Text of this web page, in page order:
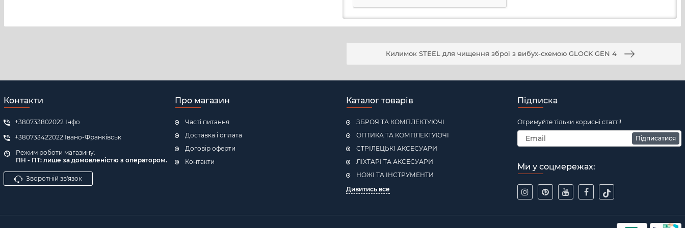
Килимок STEEL для чищення зброї з вибух-схемою GLOCK GEN 4
Контакти
+380733802022 Інфо
+380733422022 Івано-Франківськ
Режим роботи магазину:
ПН - ПТ: лише за домовленістю з оператором.
Зворотній зв'язок
Про магазин
Часті питання
Доставка і оплата
Договір оферти
Контакти
Каталог товарів
ЗБРОЯ ТА КОМПЛЕКТУЮЧІ
ОПТИКА ТА КОМПЛЕКТУЮЧІ
СТРІЛЕЦЬКІ АКСЕСУАРИ
ЛІХТАРІ ТА АКСЕСУАРИ
НОЖІ ТА ІНСТРУМЕНТИ
Дивитись все
Підписка
Отримуйте тільки корисні статті!
Підписатися
Ми у соцмережах: